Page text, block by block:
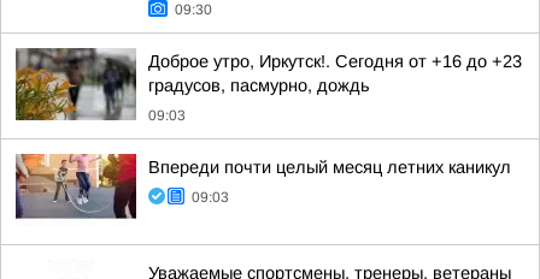
09:30
Доброе утро, Иркутск!. Сегодня от +16 до +23
градусов, пасмурно, дождь
09:03
Впереди почти целый месяц летних каникул
09:03
Уважаемые спортсмены, тренеры, ветераны